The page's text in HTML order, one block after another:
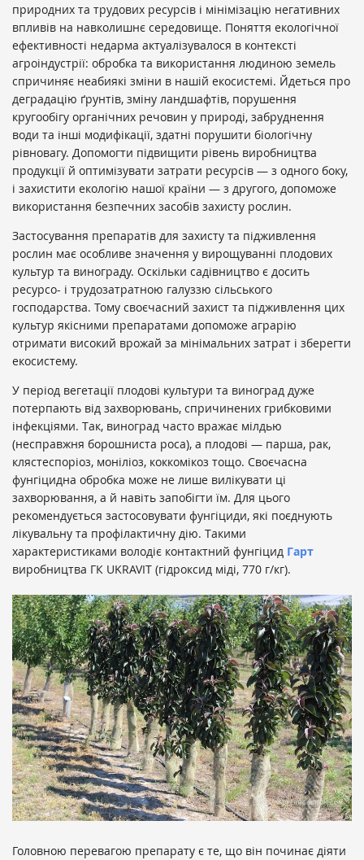
природних та трудових ресурсів і мінімізацію негативних
впливів на навколишнє середовище. Поняття екологічної
ефективності недарма актуалізувалося в контексті
агроіндустрії: обробка та використання людиною земель
спричиняє неабиякі зміни в нашій екосистемі. Йдеться про
деградацію ґрунтів, зміну ландшафтів, порушення
кругообігу органічних речовин у природі, забруднення
води та інші модифікації, здатні порушити біологічну
рівновагу. Допомогти підвищити рівень виробництва
продукції й оптимізувати затрати ресурсів — з одного боку,
і захистити екологію нашої країни — з другого, допоможе
використання безпечних засобів захисту рослин.
Застосування препаратів для захисту та підживлення
рослин має особливе значення у вирощуванні плодових
культур та винограду. Оскільки садівництво є досить
ресурсо- і трудозатратною галуззю сільського
господарства. Тому своєчасний захист та підживлення цих
культур якісними препаратами допоможе аграрію
отримати високий врожай за мінімальних затрат і зберегти
екосистему.
У період вегетації плодові культури та виноград дуже
потерпають від захворювань, спричинених грибковими
інфекціями. Так, виноград часто вражає мілдью
(несправжня борошниста роса), а плодові — парша, рак,
клястеспоріоз, моніліоз, коккомікоз тощо. Своєчасна
фунгіцидна обробка може не лише вилікувати ці
захворювання, а й навіть запобігти їм. Для цього
рекомендується застосовувати фунгіциди, які поєднують
лікувальну та профілактичну дію. Такими
характеристиками володіє контактний фунгіцид Гарт
виробництва ГК UKRAVIT (гідроксид міді, 770 г/кг).
Головною перевагою препарату є те, що він починає діяти